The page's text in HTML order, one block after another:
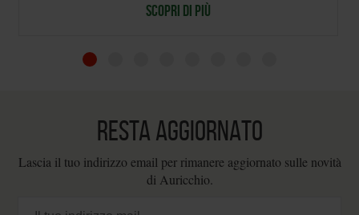
SCOPRI DI PIÙ
RESTA AGGIORNATO
Lascia il tuo indirizzo email per rimanere aggiornato sulle novità
di Auricchio.